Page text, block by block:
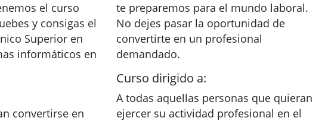
el curso
y consigas el
Superior en
informáticos en
convertirse en
te preparemos para el mundo laboral.
No dejes pasar la oportunidad de
convertirte en un profesional
demandado.
Curso dirigido a:
A todas aquellas personas que quieran
ejercer su actividad profesional en el